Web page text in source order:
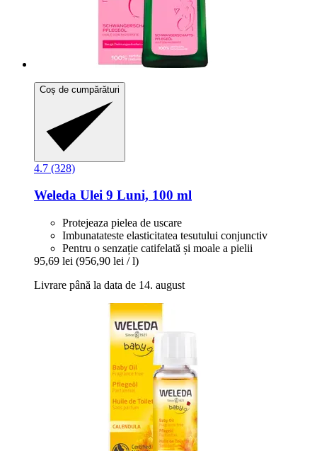
Coș de cumpărături
4.7 (328)
Weleda Ulei 9 Luni, 100 ml
Protejeaza pielea de uscare
Imbunatateste elasticitatea tesutului conjunctiv
Pentru o senzație catifelată și moale a pielii
95,69 lei (956,90 lei / l)
Livrare până la data de 14. august